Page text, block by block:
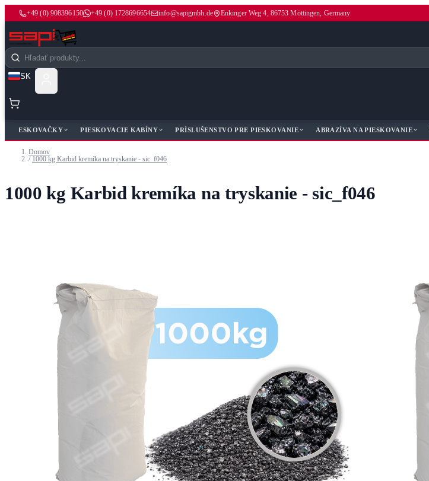
+49 (0) 908396150 +49 (0) 1728696654 info@sapigmbh.de Enkinger Weg 4, 86753 Möttingen, Germany
Search
SK
PIESKOVAČKY PIESKOVACIE KABÍNY PRÍSLUŠENSTVO PRE PIESKOVANIE ABRAZÍVA NA PIESKOVANIE
Domov
/ 1000 kg Karbid kremíka na tryskanie - sic_f046
1000 kg Karbid kremíka na tryskanie - sic_f046